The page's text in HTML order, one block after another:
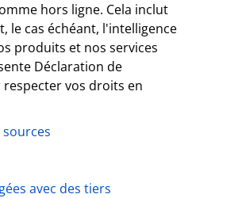
hors ligne. Cela inclut
le cas échéant, l'intelligence
produits et nos services
Déclaration de
vos droits en
avec des tiers